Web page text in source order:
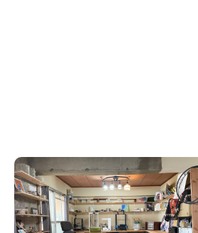
名古屋F邸
愛知県 シェアハウス
【駅徒歩6分】マンション住民との交流が楽
しめる家